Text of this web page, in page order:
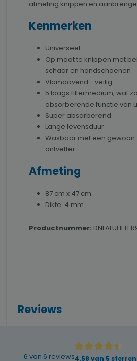
afmeting knippen en
Kenmerken
Universeel
Op maat te knippen met
schaar en handschoenen
Vlamdovend - veilig
5 laags filtermedium, wat
absorberende functie van
Super absorberend
Lange levensduur
Wasbaar met een
ontvetter
Afmeting
87 cm x 47 cm.
Dikte: 4 mm.
Productnummer:
Reviews
6 van 6 reviewsGemiddelde
4.58 van 5 sterren